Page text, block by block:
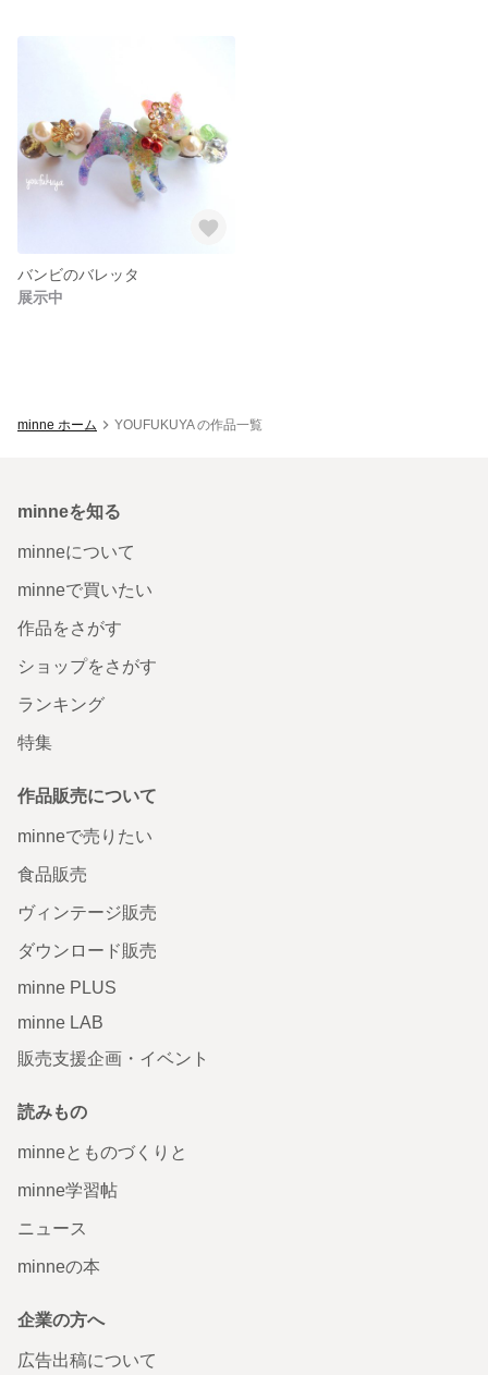
バンビのバレッタ
展示中
minne ホーム YOUFUKUYA の作品一覧
minneを知る
minneについて
minneで買いたい
作品をさがす
ショップをさがす
ランキング
特集
作品販売について
minneで売りたい
食品販売
ヴィンテージ販売
ダウンロード販売
minne PLUS
minne LAB
販売支援企画・イベント
読みもの
minneとものづくりと
minne学習帖
ニュース
minneの本
企業の方へ
広告出稿について